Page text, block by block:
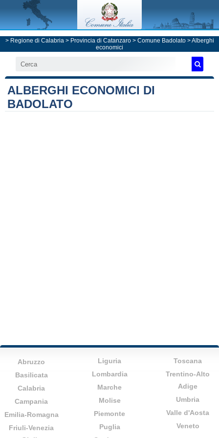
> Regione di Calabria> Provincia di Catanzaro> Comune Badolato> Alberghi
economici
ALBERGHI ECONOMICI DI
BADOLATO
Abruzzo
Basilicata
Calabria
Campania
Emilia-Romagna
Friuli-Venezia
Liguria
Lombardia
Marche
Molise
Piemonte
Puglia
Toscana
Trentino-Alto
Adige
Umbria
Valle d'Aosta
Veneto